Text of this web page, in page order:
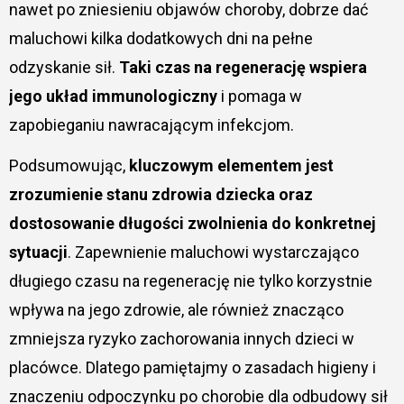
nawet po zniesieniu objawów choroby, dobrze dać
maluchowi kilka dodatkowych dni na pełne
odzyskanie sił. Taki czas na regenerację wspiera
jego układ immunologicznyi pomaga w
zapobieganiu nawracającym infekcjom.
Podsumowując, kluczowym elementem jest
zrozumienie stanu zdrowia dziecka oraz
dostosowanie długości zwolnienia do konkretnej
sytuacji. Zapewnienie maluchowi wystarczająco
długiego czasu na regenerację nie tylko korzystnie
wpływa na jego zdrowie, ale również znacząco
zmniejsza ryzyko zachorowania innych dzieci w
placówce. Dlatego pamiętajmy o zasadach higieny i
znaczeniu odpoczynku po chorobie dla odbudowy sił